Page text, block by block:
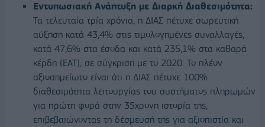
Εντυπωσιακή Ανάπτυξη με Διαρκή Διαθεσιμότητα:
Τα τελευταία τρία χρόνια, η ΔΙΑΣ πέτυχε σωρευτική
αύξηση κατά 43,4% στις τιμολογημένες συναλλαγές,
κατά 47,6% στα έσοδα και κατά 235,1% στα καθαρά
κέρδη (EAT), σε σύγκριση με το 2020. Το πλέον
αξιοσημείωτο είναι ότι η ΔΙΑΣ πέτυχε 100%
διαθεσιμότητα λειτουργίας του συστήματος πληρωμών
για πρώτη φορά στην 35χρονη ιστορία της,
επιβεβαιώνοντας τη δέσμευσή της για αξιοπιστία και